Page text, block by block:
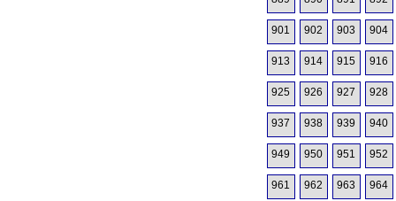
901 902 903 904
913 914 915 916
925 926 927 928
937 938 939 940
949 950 951 952
961 962 963 964